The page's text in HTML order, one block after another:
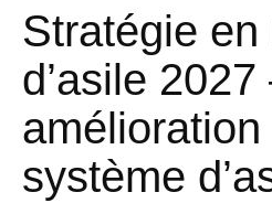
Stratégie en
d’asile 2027
système